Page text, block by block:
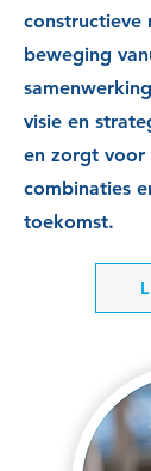
constructieve
beweging
visie en
en zorgt voor
combinaties
toekomst.